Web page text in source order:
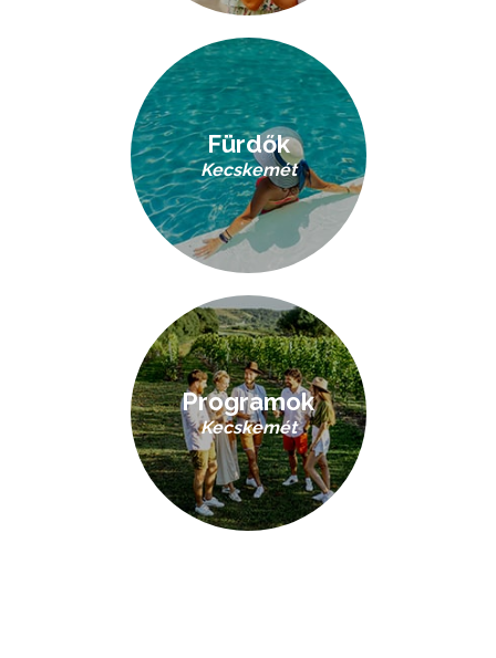
Fürdők
Kecskemét
Programok
Kecskemét